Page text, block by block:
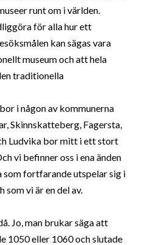
runt om i världen.
för alla hur ett
kan sägas vara
museum och att hela
traditionella
i någon av kommunerna
Skinnskatteberg, Fagersta,
Ludvika bor mitt i ett stort
vi befinner oss i ena änden
fortfarande utspelar sig i
som vi är en del av.
Jo, man brukar säga att
1050 eller 1060 och slutade